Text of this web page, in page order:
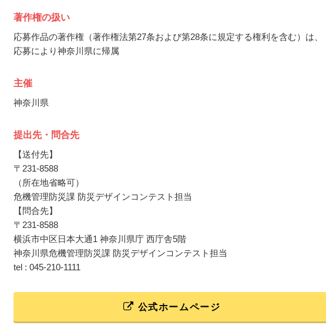
著作権の扱い
応募作品の著作権（著作権法第27条および第28条に規定する権利を含む）は、
応募により神奈川県に帰属
主催
神奈川県
提出先・問合先
【送付先】
〒231-8588
（所在地省略可）
危機管理防災課 防災デザインコンテスト担当
【問合先】
〒231-8588
横浜市中区日本大通1 神奈川県庁 西庁舎5階
神奈川県危機管理防災課 防災デザインコンテスト担当
tel : 045-210-1111
公式ホームページ